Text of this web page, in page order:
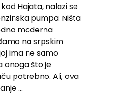
Hajata, nalazi se
pumpa. Ništa
moderna
na srpskim
ima ne samo
onoga što je
potrebno. Ali, ova